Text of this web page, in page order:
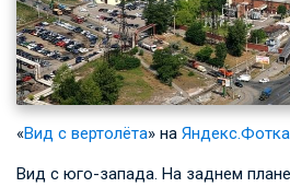
«Вид с вертолёта» на
Вид с юго-запада. На заднем